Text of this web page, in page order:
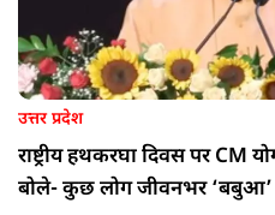
उत्तर प्रदेश
राष्ट्रीय हथकरघा दिवस पर CM
बोले- कुछ लोग जीवनभर ‘बबुआ’